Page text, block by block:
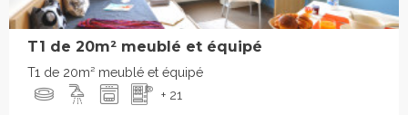
T1 de 20m² meublé et équipé
T1 de 20m² meublé et équipé
+ 21